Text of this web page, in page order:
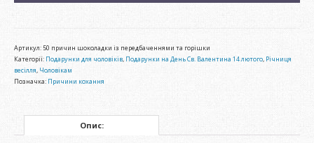
Артикул:50 причин шоколадки із передбаченнями та горішки
Категорії: Подарунки для чоловіків, Подарунки на День Св. Валентина 14 лютого, Річниця
весілля, Чоловікам
Позначка: Причини кохання
Опис: